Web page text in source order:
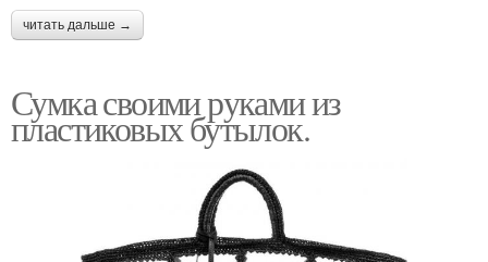
читать дальше →
Сумка своими руками из
пластиковых бутылок.